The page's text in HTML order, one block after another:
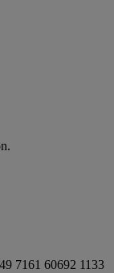
7161 60692 1133